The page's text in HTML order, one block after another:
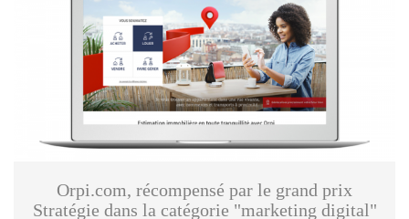
Orpi.com, récompensé par le grand prix
Stratégie dans la catégorie "marketing digital"